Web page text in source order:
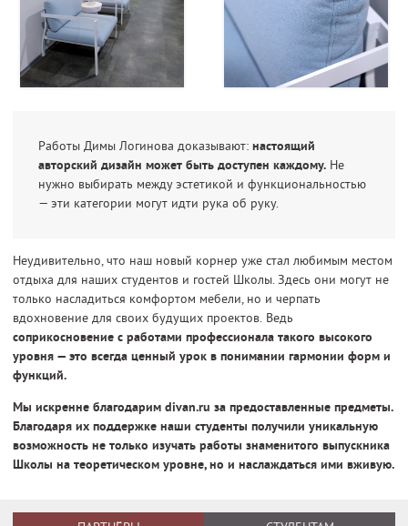
Работы Димы Логинова доказывают: настоящий
авторский дизайн может быть доступен каждому. Не
нужно выбирать между эстетикой и функциональностью
— эти категории могут идти рука об руку.
Неудивительно, что наш новый корнер уже стал любимым местом
отдыха для наших студентов и гостей Школы. Здесь они могут не
только насладиться комфортом мебели, но и черпать
вдохновение для своих будущих проектов. Ведь
соприкосновение с работами профессионала такого высокого
уровня — это всегда ценный урок в понимании гармонии форм и
функций.
Мы искренне благодарим divan.ru за предоставленные предметы.
Благодаря их поддержке наши студенты получили уникальную
возможность не только изучать работы знаменитого выпускника
Школы на теоретическом уровне, но и наслаждаться ими вживую.